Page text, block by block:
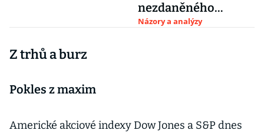
nezdaněného
tichého vína
Názory a analýzy
Z trhů a burz
Pokles z maxim
Americké akciové indexy Dow Jones a S&P dnes